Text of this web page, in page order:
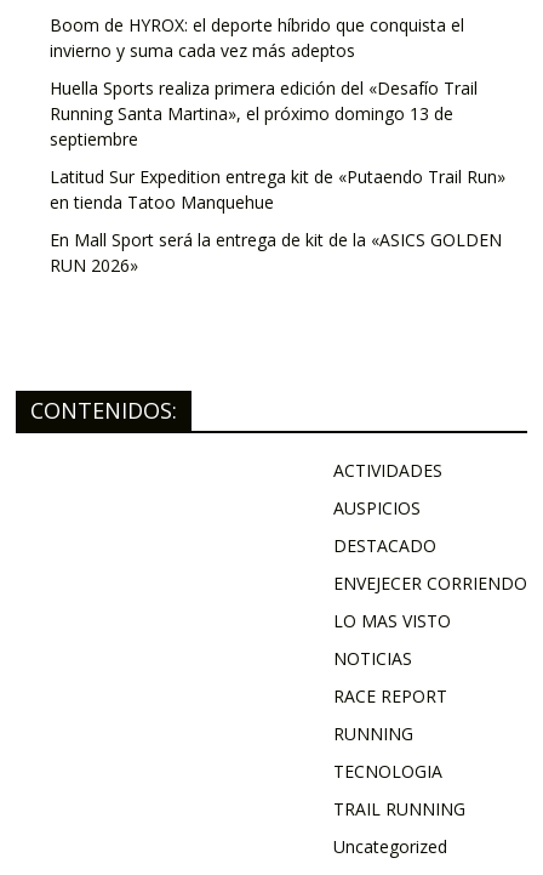
Boom de HYROX: el deporte híbrido que conquista el
invierno y suma cada vez más adeptos
Huella Sports realiza primera edición del «Desafío Trail
Running Santa Martina», el próximo domingo 13 de
septiembre
Latitud Sur Expedition entrega kit de «Putaendo Trail Run»
en tienda Tatoo Manquehue
En Mall Sport será la entrega de kit de la «ASICS GOLDEN
RUN 2026»
CONTENIDOS:
ACTIVIDADES
AUSPICIOS
DESTACADO
ENVEJECER CORRIENDO
LO MAS VISTO
NOTICIAS
RACE REPORT
RUNNING
TECNOLOGIA
TRAIL RUNNING
Uncategorized